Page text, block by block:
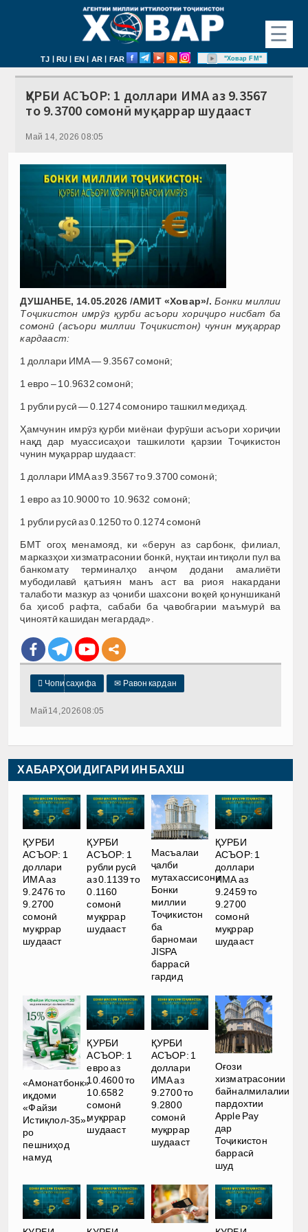
☰
TJ | RU | EN | AR | FAR "Ховар FM"
ҚУРБИ АСЪОР: 1 доллари ИМА аз 9.3567
то 9.3700 сомонӣ муқаррар шудааст
Май 14, 2026 08:05
ДУШАНБЕ, 14.05.2026 /АМИТ «Ховар»/. Бонки миллии
Тоҷикистон имрӯз қурби асъори хориҷиро нисбат ба
сомонӣ (асъори миллии Тоҷикистон) чунин муқаррар
кардааст:
1 доллари ИМА — 9.3567 сомонӣ;
1 евро – 10.9632 сомонӣ;
1 рубли русӣ — 0.1274 сомониро ташкил медиҳад.
Ҳамчунин имрӯз қурби миёнаи фурӯши асъори хориҷии
нақд дар муассиcаҳои ташкилоти қарзии Тоҷикистон
чунин муқаррар шудааст:
1 доллари ИМА аз 9.3567 то 9.3700 сомонӣ;
1 евро аз 10.9000 то 10.9632 сомонӣ;
1 рубли русӣ аз 0.1250 то 0.1274 сомонӣ
БМТ огоҳ менамояд, ки «берун аз сарбонк, филиал,
марказҳои хизматрасонии бонкӣ, нуқтаи интиқоли пул ва
банкомату терминалҳо анҷом додани амалиёти
мубодилавӣ қатъиян манъ аст ва риоя накардани
талаботи мазкур аз ҷониби шахсони воқеӣ қонуншиканӣ
ба ҳисоб рафта, сабаби ба ҷавобгарии маъмурӣ ва
ҷиноятӣ кашидан мегардад».
 Чопи саҳифа ✉ Равон кардан
Май 14, 2026 08:05
ХАБАРҲОИ ДИГАРИ ИН БАХШ
ҚУРБИ
АСЪОР: 1
доллари
ИМА аз
9.2476 то
9.2700
сомонӣ
муқррар
шудааст
ҚУРБИ
АСЪОР: 1
рубли русӣ
аз 0.1139 то
0.1160
сомонӣ
муқррар
шудааст
Масъалаи
ҷалби
мутахассисони
Бонки
миллии
Тоҷикистон
ба
барномаи
JISPA
баррасӣ
гардид
ҚУРБИ
АСЪОР: 1
доллари
ИМА аз
9.2459 то
9.2700
сомонӣ
муқррар
шудааст
«Амонатбонк»
иқдоми
«Файзи
Истиқлол-35»-
ро
пешниҳод
намуд
ҚУРБИ
АСЪОР: 1
евро аз
10.4600 то
10.6582
сомонӣ
муқррар
шудааст
ҚУРБИ
АСЪОР: 1
доллари
ИМА аз
9.2700 то
9.2800
сомонӣ
муқррар
шудааст
Оғози
хизматрасонии
байналмилалии
пардохтии
Apple Pay
дар
Тоҷикистон
баррасӣ
шуд